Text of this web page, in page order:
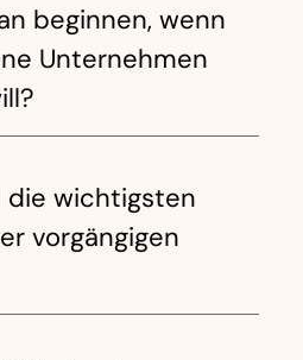
beginnen, wenn
Unternehmen
die wichtigsten
vorgängigen